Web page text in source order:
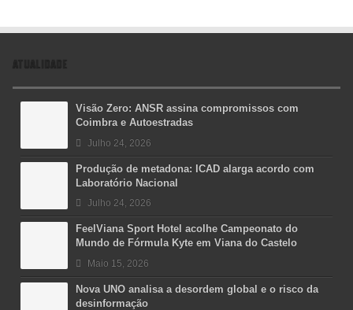
ATUALIDADE
Visão Zero: ANSR assina compromissos com
Coimbra e Autoestradas
Julho 24, 2026
Produção de metadona: ICAD alarga acordo com
Laboratório Nacional
Julho 24, 2026
FeelViana Sport Hotel acolhe Campeonato do
Mundo de Fórmula Kyte em Viana do Castelo
Maio 15, 2026
Nova UNO analisa a desordem global e o risco da
desinformação